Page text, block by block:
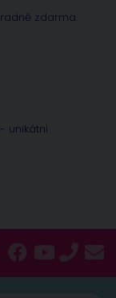
zdarma.
unikátní